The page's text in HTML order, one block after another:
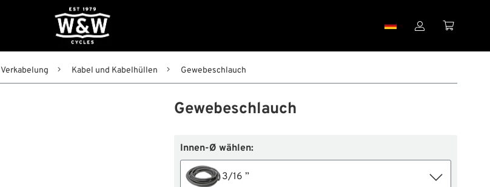
 
Verkabelung Kabel und Kabelhüllen Gewebeschlauch
Gewebeschlauch
Innen-Ø wählen:
3/16 ”